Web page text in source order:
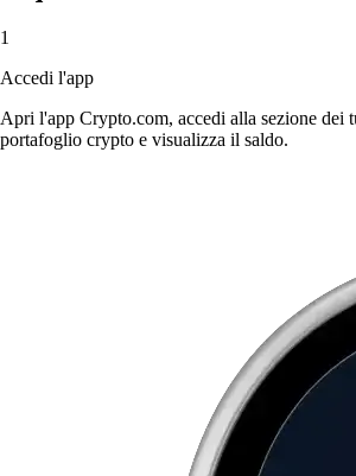
1
Accedi l'app
Apri l'app Crypto.com, accedi alla sezione dei
portafoglio crypto e visualizza il saldo.